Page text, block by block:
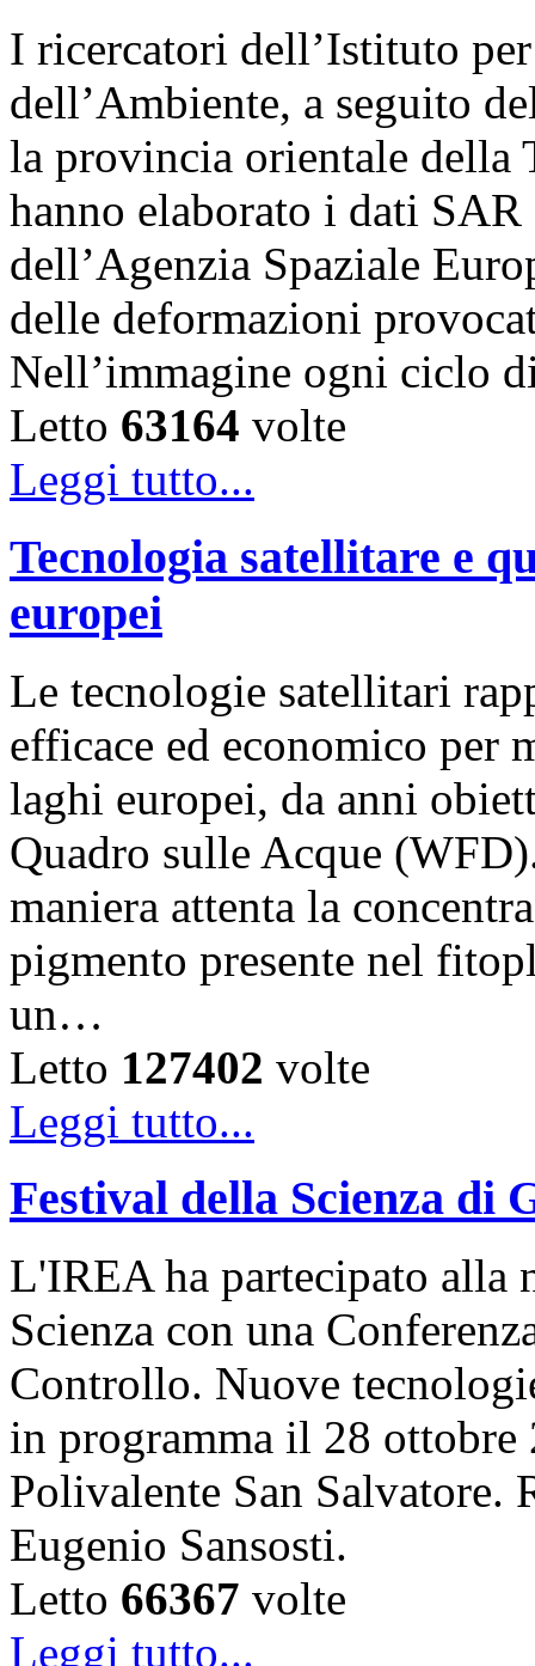
I ricercatori dell’Istituto
dell’Ambiente, a seguito
la provincia orientale della
hanno elaborato i dati
dell’Agenzia Spaziale
delle deformazioni
Nell’immagine ogni ciclo
Letto 63164 volte
Leggi tutto...
Tecnologia satellitare e
europei
Le tecnologie satellitari
efficace ed economico per
laghi europei, da anni
Quadro sulle Acque
maniera attenta la
pigmento presente nel
un…
Letto 127402 volte
Leggi tutto...
Festival della Scienza di
L'IREA ha partecipato alla
Scienza con una
Controllo. Nuove
in programma il 28
Polivalente San Salvatore.
Eugenio Sansosti.
Letto 66367 volte
Leggi tutto...